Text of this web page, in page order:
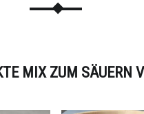
MIX ZUM SÄUERN